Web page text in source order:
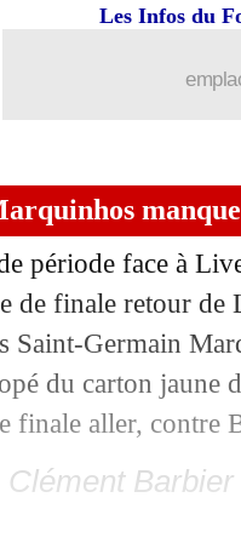
Les Infos du
période face à
de finale retour de
Saint-Germain
du carton jaune
finale aller, contre
Clément
Riolo change
Donnarumma
Henrique
au sacre en
tire son chapeau
a motivé
refuse de
viré d'Anfield